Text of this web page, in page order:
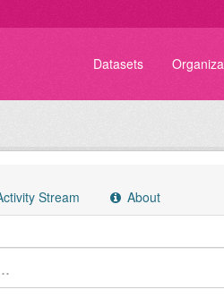
Datasets
Stream About